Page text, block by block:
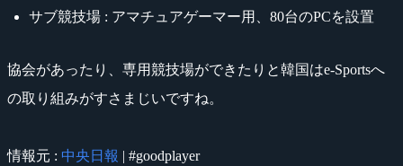
サブ競技場 : アマチュアゲーマー用、80台のPCを設置
協会があったり、専用競技場ができたりと韓国はe-Sportsへ
の取り組みがすさまじいですね。
情報元 : 中央日報 | #goodplayer